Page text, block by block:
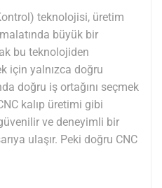
teknolojisi, üretim
büyük bir
bu teknolojiden
için yalnızca doğru
doğru iş ortağını seçmek
kalıp üretimi gibi
ve deneyimli bir
ulaşır. Peki doğru CNC